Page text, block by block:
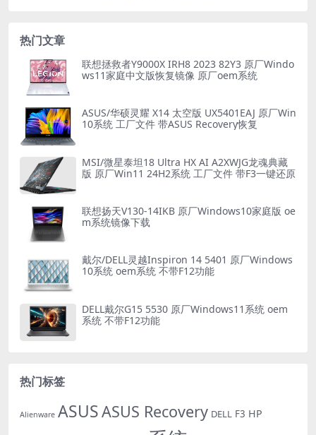
热门文章
联想拯救者Y9000X IRH8 2023 82Y3 原厂Windo
ws11家庭中文版恢复镜像 原厂oem系统
ASUS/华硕灵耀 X14 太空版 UX5401EAJ 原厂Win
10系统 工厂文件 带ASUS Recovery恢复
MSI/微星泰坦18 Ultra HX AI A2XWJG龙魂典藏
版 原厂Win11 24H2系统 工厂文件 带F3一键还原
联想扬天V130-14IKB 原厂Windows10家庭版 oe
m系统镜像下载
戴尔/DELL灵越Inspiron 14 5401 原厂Windows
10系统 oem系统 不带F12功能
DELL戴尔G15 5530 原厂Windows11系统 oem
系统 不带F12功能
热门标签
Alienware ASUSASUS Recovery DELL F3 HP